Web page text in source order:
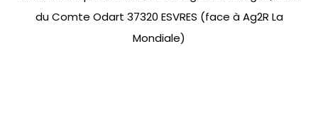
du Comte Odart 37320 ESVRES (face à Ag2R La
Mondiale)